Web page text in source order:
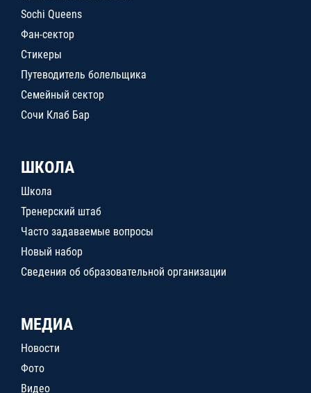
Sochi Queens
Фан-сектор
Стикеры
Путеводитель болельщика
Семейный сектор
Сочи Клаб Бар
ШКОЛА
Школа
Тренерский штаб
Часто задаваемые вопросы
Новый набор
Сведения об образовательной организации
МЕДИА
Новости
Фото
Видео